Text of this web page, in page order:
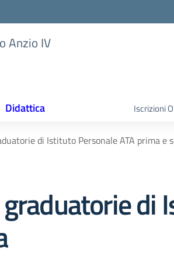
Anzio IV
Didattica Iscrizioni
di Istituto Personale ATA prima e
di